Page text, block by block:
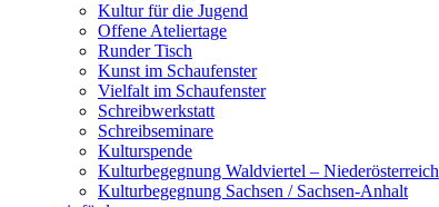
Kultur für die Jugend
Offene Ateliertage
Runder Tisch
Kunst im Schaufenster
Vielfalt im Schaufenster
Schreibwerkstatt
Schreibseminare
Kulturspende
Kulturbegegnung Waldviertel – Niederösterreich
Kulturbegegnung Sachsen / Sachsen-Anhalt